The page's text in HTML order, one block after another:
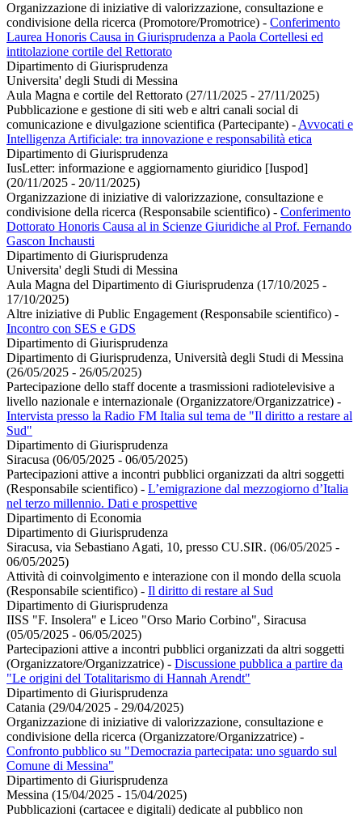
Organizzazione di iniziative di valorizzazione, consultazione e
condivisione della ricerca (Promotore/Promotrice) - Conferimento
Laurea Honoris Causa in Giurisprudenza a Paola Cortellesi ed
intitolazione cortile del Rettorato
Dipartimento di Giurisprudenza
Universita' degli Studi di Messina
Aula Magna e cortile del Rettorato (27/11/2025 - 27/11/2025)
Pubblicazione e gestione di siti web e altri canali social di
comunicazione e divulgazione scientifica (Partecipante) - Avvocati e
Intelligenza Artificiale: tra innovazione e responsabilità etica
Dipartimento di Giurisprudenza
IusLetter: informazione e aggiornamento giuridico [Iuspod]
(20/11/2025 - 20/11/2025)
Organizzazione di iniziative di valorizzazione, consultazione e
condivisione della ricerca (Responsabile scientifico) - Conferimento
Dottorato Honoris Causa al in Scienze Giuridiche al Prof. Fernando
Gascon Inchausti
Dipartimento di Giurisprudenza
Universita' degli Studi di Messina
Aula Magna del Dipartimento di Giurisprudenza (17/10/2025 -
17/10/2025)
Altre iniziative di Public Engagement (Responsabile scientifico) -
Incontro con SES e GDS
Dipartimento di Giurisprudenza
Dipartimento di Giurisprudenza, Università degli Studi di Messina
(26/05/2025 - 26/05/2025)
Partecipazione dello staff docente a trasmissioni radiotelevisive a
livello nazionale e internazionale (Organizzatore/Organizzatrice) -
Intervista presso la Radio FM Italia sul tema de "Il diritto a restare al
Sud"
Dipartimento di Giurisprudenza
Siracusa (06/05/2025 - 06/05/2025)
Partecipazioni attive a incontri pubblici organizzati da altri soggetti
(Responsabile scientifico) - L’emigrazione dal mezzogiorno d’Italia
nel terzo millennio. Dati e prospettive
Dipartimento di Economia
Dipartimento di Giurisprudenza
Siracusa, via Sebastiano Agati, 10, presso CU.SIR. (06/05/2025 -
06/05/2025)
Attività di coinvolgimento e interazione con il mondo della scuola
(Responsabile scientifico) - Il diritto di restare al Sud
Dipartimento di Giurisprudenza
IISS "F. Insolera" e Liceo "Orso Mario Corbino", Siracusa
(05/05/2025 - 06/05/2025)
Partecipazioni attive a incontri pubblici organizzati da altri soggetti
(Organizzatore/Organizzatrice) - Discussione pubblica a partire da
"Le origini del Totalitarismo di Hannah Arendt"
Dipartimento di Giurisprudenza
Catania (29/04/2025 - 29/04/2025)
Organizzazione di iniziative di valorizzazione, consultazione e
condivisione della ricerca (Organizzatore/Organizzatrice) -
Confronto pubblico su "Democrazia partecipata: uno sguardo sul
Comune di Messina"
Dipartimento di Giurisprudenza
Messina (15/04/2025 - 15/04/2025)
Pubblicazioni (cartacee e digitali) dedicate al pubblico non